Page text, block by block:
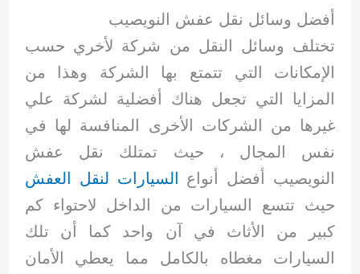
أفضل وسائل نقل عفش النويصيب
تختلف وسائل النقل من شركة لأخري حسب
الإمكانات التي تتمتع بها الشركة وهذا من
المزايا التي تجعل هناك أفضلية لشركة علي
غيرها من الشركات الأخرى المنافسة لها في
نفس المجال ، حيث تمتلك نقل عفش
النويصيب أفضل أنواع السيارات لنقل العفش
حيث تتسع السيارات من الداخل لاحتواء كم
كبير من الأثاث في آن واحد كما أن تلك
السيارات مغطاه بالكامل مما يعطي الأمان